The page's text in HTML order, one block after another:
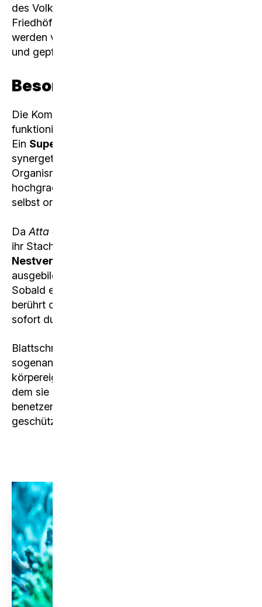
des Volkes eingesetzt, sie bewachen Eingänge,
Friedhöfe und die Ameisenstrasse selbst. Krieger
werden von anderen Ameisen ebenfalls ernährt
und gepflegt.
Besonderes
Die Kommunikation dieses Superorganismus
funktioniert mittels
Ein Superorganismus
synergetisch (zusammenwirkend) erhaltenden
Organismen derselben Art, die genetisch
hochgradig miteinander verwandt sind und sich
selbst organisieren
Da Atta cephalotes
ihr Stachel zurückgebildet ist, erfolgt die
Nestverteidigung
ausgebildeten Mandibeln (Mundwerkzeuge).
Sobald ein Feind sich dem Nest nähert, es
berührt oder gar hineinfasst, verbeißen sich
sofort dutzende Arbeiterinnen in ihm.
Blattschneiderameisen können in den
sogenannten Metathorakaldrüsen ein
körpereigenes
dem sie ihre Brut und die eingetragene Nahrung
benetzen. So ist der Pilz vor Infektionen
geschützt.